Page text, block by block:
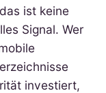
ist keine
Signal. Wer
investiert,